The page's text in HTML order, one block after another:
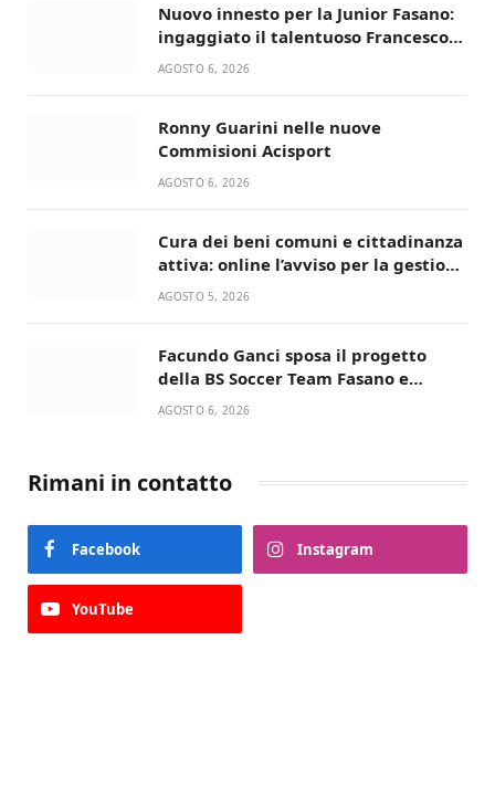
Nuovo innesto per la Junior Fasano:
ingaggiato il talentuoso Francesco
Lupo Timini
AGOSTO 6, 2026
Ronny Guarini nelle nuove
Commisioni Acisport
AGOSTO 6, 2026
Cura dei beni comuni e cittadinanza
attiva: online l’avviso per la gestione
condivisa della Villetta di Laureto
AGOSTO 5, 2026
Facundo Ganci sposa il progetto
della BS Soccer Team Fasano e
ritorna in campo
AGOSTO 6, 2026
Rimani in contatto
Facebook Instagram
YouTube